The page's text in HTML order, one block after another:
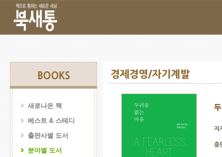
BOOKS
새로나온 책
베스트 & 스테디
출판사별 도서
분야별 도서
경제경영/자기계발
저
출